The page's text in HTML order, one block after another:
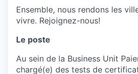
Ensemble, nous rendons les
vivre. Rejoignez-nous!
Le poste
Au sein de la Business Unit
chargé(e) des tests de